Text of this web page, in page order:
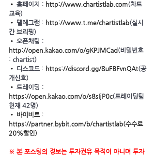
• 홈페이지 : http://www.chartistlab.com(차트
교육)
• 텔레그램 : http://www.t.me/chartistlab(실시
간 브리핑)
• 오픈채팅 :
http://open.kakao.com/o/gKPJMCad (비밀번호
: chartist)
• 디스코드 : https://discord.gg/8uFBFvnQAt(공
개신호)
• 트레이딩 :
https://open.kakao.com/o/s8sIjP0c(트레이딩팀
현재 42명)
• 바이비트 :
https://partner.bybit.com/b/chartistlab(수수료
20%할인)
※ 본 포스팅의 정보는 투자권유 목적이 아니며 투자